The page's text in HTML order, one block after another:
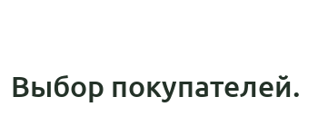
Выбор покупателей.